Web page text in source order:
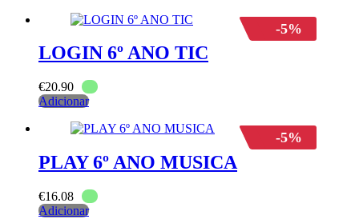
-5%
LOGIN 6º ANO TIC
€20.90
Adicionar
-5%
PLAY 6º ANO MUSICA
€16.08
Adicionar